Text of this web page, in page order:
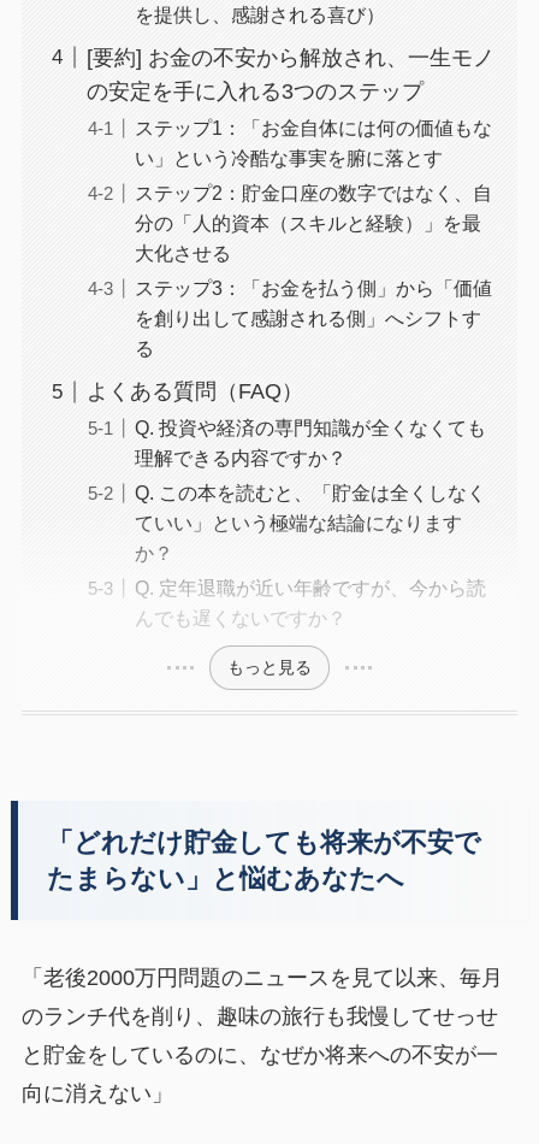
を提供し、感謝される喜び）
[要約] お金の不安から解放され、一生モノ
の安定を手に入れる3つのステップ
ステップ1：「お金自体には何の価値もな
い」という冷酷な事実を腑に落とす
ステップ2：貯金口座の数字ではなく、自
分の「人的資本（スキルと経験）」を最
大化させる
ステップ3：「お金を払う側」から「価値
を創り出して感謝される側」へシフトす
る
よくある質問（FAQ）
Q. 投資や経済の専門知識が全くなくても
理解できる内容ですか？
Q. この本を読むと、「貯金は全くしなく
ていい」という極端な結論になります
か？
Q. 定年退職が近い年齢ですが、今から読
んでも遅くないですか？
もっと見る
「どれだけ貯金しても将来が不安で
たまらない」と悩むあなたへ
「老後2000万円問題のニュースを見て以来、毎月
のランチ代を削り、趣味の旅行も我慢してせっせ
と貯金をしているのに、なぜか将来への不安が一
向に消えない」